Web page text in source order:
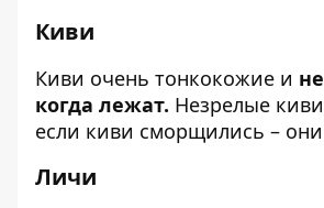
Киви
Киви очень тонкокожие и
когда лежат. Незрелые
если киви сморщились –
Личи